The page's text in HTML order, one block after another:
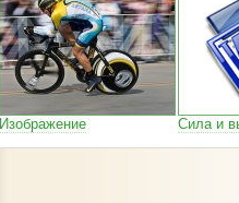
Изображение Сила и